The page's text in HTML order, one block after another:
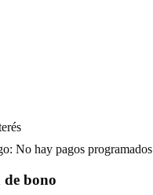
No hay pagos programados
bono